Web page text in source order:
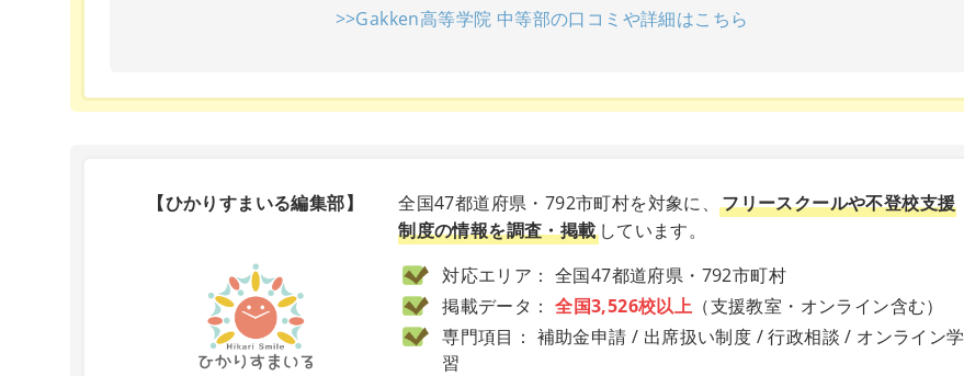
>>Gakken高等学院 中等部の口コミや詳細はこちら
【ひかりすまいる編集部】 全国47都道府県・792市町村を対象に、フリースクールや不登校支援
制度の情報を調査・掲載しています。
対応エリア： 全国47都道府県・792市町村
掲載データ：全国3,526校以上 （支援教室・オンライン含む）
専門項目： 補助金申請 / 出席扱い制度 / 行政相談 / オンライン学
習